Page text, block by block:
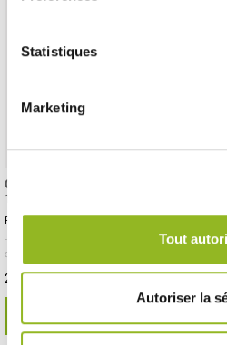
Statistiques
Marketing
Tout
Autoriser la
Couvercle pour coupelle Imagine
170x125 mm
Référence :VF42089
- 170x130x47 mm
- 100 pièces /
carton
22,83 € Le cartonSoit 0.23 €l'unité
-